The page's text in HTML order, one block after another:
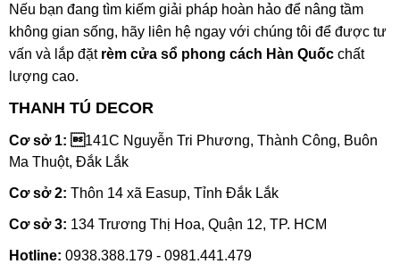
Nếu bạn đang tìm kiếm giải pháp hoàn hảo để nâng tầm
không gian sống, hãy liên hệ ngay với chúng tôi để được tư
vấn và lắp đặt rèm cửa sổ phong cách Hàn Quốc chất
lượng cao.
THANH TÚ DECOR
Cơ sở 1: 141C Nguyễn Tri Phương, Thành Công, Buôn
Ma Thuột, Đắk Lắk
Cơ sở 2: Thôn 14 xã Easup, Tỉnh Đắk Lắk
Cơ sở 3: 134 Trương Thị Hoa, Quận 12, TP. HCM
Hotline: 0938.388.179 - 0981.441.479